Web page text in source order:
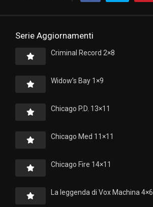
Serie Aggiornamenti
Criminal Record 2×8
Widow’s Bay 1×9
Chicago P.D. 13×11
Chicago Med 11×11
Chicago Fire 14×11
La leggenda di Vox Machina 4×6